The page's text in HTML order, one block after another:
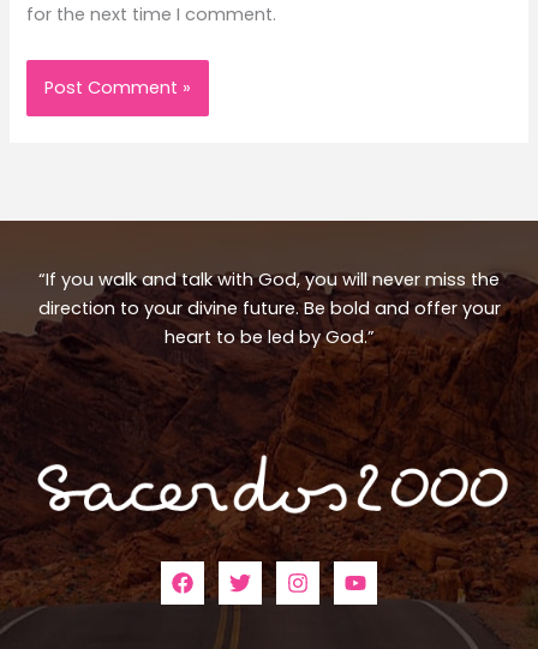
for the next time I comment.
“If you walk and talk with God, you will never miss the
direction to your divine future. Be bold and offer your
heart to be led by God.”